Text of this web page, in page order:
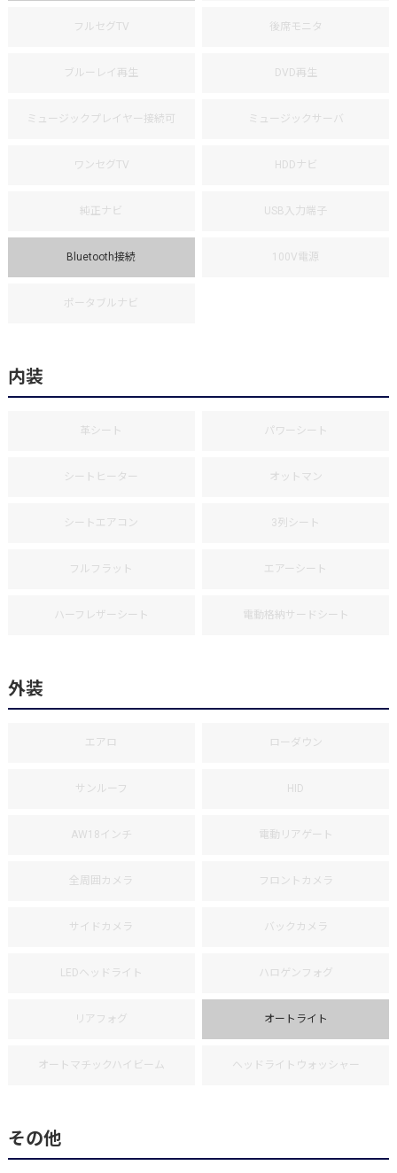
フルセグTV 後席モニタ
ブルーレイ再生 DVD再生
ミュージックプレイヤー接続可 ミュージックサーバ
ワンセグTV HDDナビ
純正ナビ USB入力端子
Bluetooth接続 100V電源
ポータブルナビ
内装
革シート パワーシート
シートヒーター オットマン
シートエアコン 3列シート
フルフラット エアーシート
ハーフレザーシート 電動格納サードシート
外装
エアロ ローダウン
サンルーフ HID
AW18インチ 電動リアゲート
全周囲カメラ フロントカメラ
サイドカメラ バックカメラ
LEDヘッドライト ハロゲンフォグ
リアフォグ オートライト
オートマチックハイビーム ヘッドライトウォッシャー
その他